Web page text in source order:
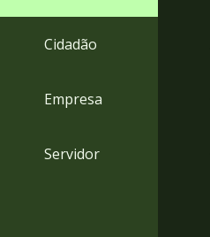
rodapé
Cidadão
Empresa
Servidor